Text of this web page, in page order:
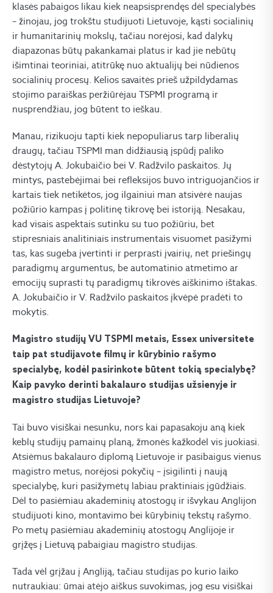
klasės pabaigos likau kiek neapsisprendęs dėl specialybės
– žinojau, jog trokštu studijuoti Lietuvoje, kąsti socialinių
ir humanitarinių mokslų, tačiau norėjosi, kad dalykų
diapazonas būtų pakankamai platus ir kad jie nebūtų
išimtinai teoriniai, atitrūkę nuo aktualijų bei nūdienos
socialinių procesų. Kelios savaitės prieš užpildydamas
stojimo paraiškas peržiūrėjau TSPMI programą ir
nusprendžiau, jog būtent to ieškau.
Manau, rizikuoju tapti kiek nepopuliarus tarp liberalių
draugų, tačiau TSPMI man didžiausią įspūdį paliko
dėstytojų A. Jokubaičio bei V. Radžvilo paskaitos. Jų
mintys, pastebėjimai bei refleksijos buvo intriguojančios ir
kartais tiek netikėtos, jog ilgainiui man atsivėrė naujas
požiūrio kampas į politinę tikrovę bei istoriją. Nesakau,
kad visais aspektais sutinku su tuo požiūriu, bet
stipresniais analitiniais instrumentais visuomet pasižymi
tas, kas sugeba įvertinti ir perprasti įvairių, net priešingų
paradigmų argumentus, be automatinio atmetimo ar
emocijų suprasti tų paradigmų tikrovės aiškinimo ištakas.
A. Jokubaičio ir V. Radžvilo paskaitos įkvėpė pradėti to
mokytis.
Magistro studijų VU TSPMI metais, Essex universitete
taip pat studijavote filmų ir kūrybinio rašymo
specialybę, kodėl pasirinkote būtent tokią specialybę?
Kaip pavyko derinti bakalauro studijas užsienyje ir
magistro studijas Lietuvoje?
Tai buvo visiškai nesunku, nors kai papasakoju aną kiek
keblų studijų pamainų planą, žmonės kažkodėl vis juokiasi.
Atsiėmus bakalauro diplomą Lietuvoje ir pasibaigus vienus
magistro metus, norėjosi pokyčių – įsigilinti į naują
specialybę, kuri pasižymėtų labiau praktiniais įgūdžiais.
Dėl to pasiėmiau akademinių atostogų ir išvykau Anglijon
studijuoti kino, montavimo bei kūrybinių tekstų rašymo.
Po metų pasiėmiau akademinių atostogų Anglijoje ir
grįžęs į Lietuvą pabaigiau magistro studijas.
Tada vėl grįžau į Angliją, tačiau studijas po kurio laiko
nutraukiau: ūmai atėjo aiškus suvokimas, jog esu visiškai